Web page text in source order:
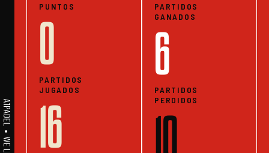
PUNTOS
0
PARTIDOS
JUGADOS
16
PARTIDOS
GANADOS
6
PARTIDOS
PERDIDOS
10